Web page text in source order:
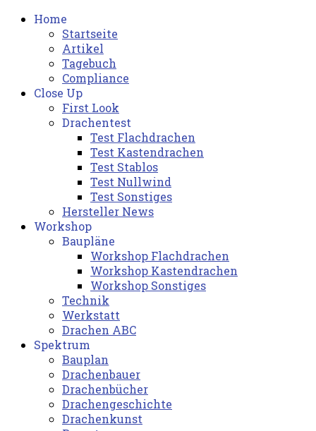
Home
Startseite
Artikel
Tagebuch
Compliance
Close Up
First Look
Drachentest
Test Flachdrachen
Test Kastendrachen
Test Stablos
Test Nullwind
Test Sonstiges
Hersteller News
Workshop
Baupläne
Workshop Flachdrachen
Workshop Kastendrachen
Workshop Sonstiges
Technik
Werkstatt
Drachen ABC
Spektrum
Bauplan
Drachenbauer
Drachenbücher
Drachengeschichte
Drachenkunst